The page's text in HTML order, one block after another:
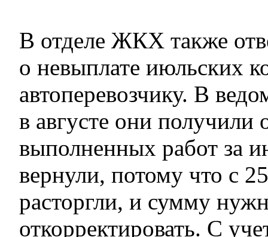
В отделе ЖКХ также
о невыплате июльских
автоперевозчику. В
в августе они получили
выполненных работ за
вернули, потому что с
расторгли, и сумму
откорректировать. С